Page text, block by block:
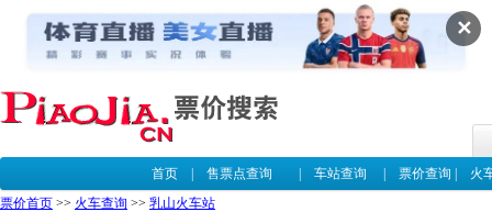
✕
首页| 售票点查询 | 车站查询 | 票价查询 |
火
票价首页 >> 火车查询 >> 乳山火车站